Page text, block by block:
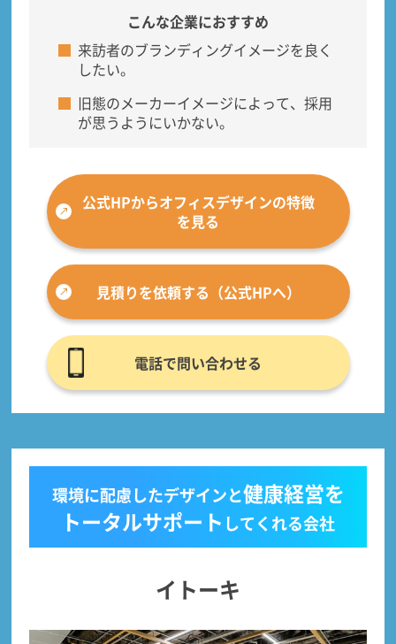
こんな企業におすすめ
来訪者のブランディングイメージを良く
したい。
旧態のメーカーイメージによって、採用
が思うようにいかない。
公式HPからオフィスデザインの特徴
を見る
見積りを依頼する（公式HPへ）
電話で問い合わせる
環境に配慮したデザインと健康経営を
トータルサポート してくれる会社
イトーキ